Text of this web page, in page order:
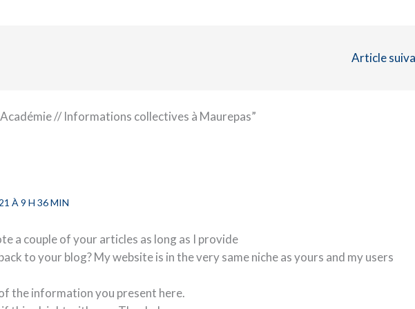
Article
// Informations collectives à Maurepas”
À 9 H 36 MIN
a couple of your articles as long as I provide
to your blog? My website is in the very same niche as yours and my users
the information you present here.